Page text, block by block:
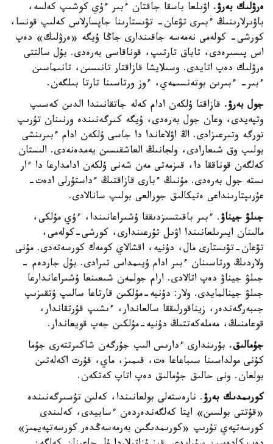
ەرۋلىك بەرۋ. اۋىلعا باسقا جاقتان ءبىر ءۇي كوشىپ كەلسە،
باۋىرلارىنىڭ ءبىرى تۋعان- تۋىستارىنا جاپسارلاس كەلىپ قونسا،
كورشى- كولەمى نەمەسە جاقىندارى جاڭا ۇيگە «ەرۋلىك» دەپ
اس پىسىرەدى، تاباق تارتىپ، قوناقاسى بەرەدى. بۇل سالتتى
ەرۋلىك دەپ اتايدى. وسىلايشا قازاقتار تانىسىن، تانىماسىن
ءبىر- ءبىرىن بوتەنسىمەي، ءوز ورتاسىنا تارتا بىلگەن.
جول بەرۋ. قازاقتا ۇلكەن ادام كەلە جاتقانىندا الدىن كەسىپ
وتپەيدى، وعان جول بەرەدى، ۇيگە كىرگەنىندە ورنىنان تۇرىپ
تورگە وتىرعىزادى. اڭ اۋلاعاندا دا جاسى ۇلكەن ادام ءبىرىنشى
بولىپ وق شىعارادى، ولجانىڭ العاشقىسىن يەمدەنەدى. الىستان
كەلگەن قوناققا دا، قىزمەتى مەن شەنى ۇلكەن ادامدارعا دا ءار
ىستە جول بەرەدى. مۇنىڭ ءبارى قازاقتىڭ ءداستۇرلى ادەت-
عۇرىپتارىنداعى ەتيكالىق جورالعى بولىپ سانالادى.
جىلۋ جيناۋ. ءبىر باقىتسىزدىققا ۇشىراعانىندا، ءۇي مۇلكى،
مالىنان ايىرىلعانىندا اۋىل تۇرعىندارى، كورشى-كولەمى،
تۋعان-تۋىستارى مال، دۇنيە، اقشالاي كومەك كورسەتەدى. مۇنى
ولاردىڭ ورتاسىنان ءبىر ادام ۇيىمداس تىرادى. بۇل جاردەم -
جىلۋ جيناۋ دەپ اتالادى. ارام جولمەن شىعىنعا ۇشىراعاندارعا
جىلۋ جينالمايدى. ولار: دۇنيە-مۇلكىن قارتاعا سالىپ ۇتقىزىپ
جىبەرگەندەر، زيناقورلىققا سالعاندار، ءىشىپ قۇرتقاندار،
قوعامنىڭ، مەملەكەتتىڭ دۇنيە-مۇلكىن جەپ قويعاندار.
جۇمالىق. بۇرىندارى ءدارىس الىپ جۇرگەن شاكىرتتەرى جۇما
كۇنى مولداسىنا سىباعاعا ەت، قىمىز، ماي، قۇرت اكەلەتىن
بولعان. ونى حالىق جۇمالىق دەپ اتاپ كەتكەن.
كورىمدىك بەرۋ. نارەستەلى بولعانىندا، كەلىن تۇسىرگەنىندە
«قۇتتى بولسىن» ايتا كەلگەندەردەن ءسابيدى، كەلىندى
كورسەتپەي تۇرىپ «كورىمدىگىن بەرمەسەڭدەر كورسەتپەيمىز»